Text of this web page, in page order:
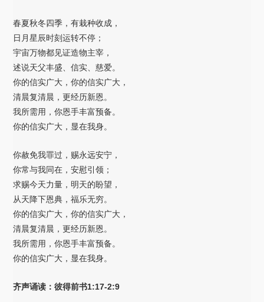
春夏秋冬四季，有栽种收成，
日月星辰时刻运转不停；
宇宙万物都见证造物主宰，
述说天父丰盛、信实、慈爱。
你的信实广大，你的信实广大，
清晨复清晨，更经历新恩。
我所需用，你恩手丰富预备。
你的信实广大，显在我身。
你赦免我罪过，赐永远安宁，
你常与我同在，安慰引领；
求赐今天力量，明天的盼望，
从天降下恩典，福乐无穷。
你的信实广大，你的信实广大，
清晨复清晨，更经历新恩。
我所需用，你恩手丰富预备。
你的信实广大，显在我身。
齐声诵读：彼得前书1:17-2:9